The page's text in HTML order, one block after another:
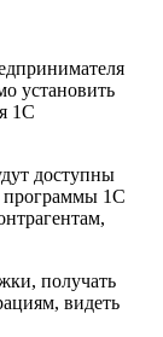
установить
1С
доступны
программы 1С
получать
видеть